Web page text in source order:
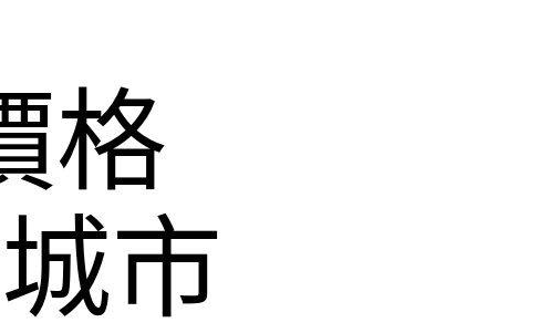
格
市